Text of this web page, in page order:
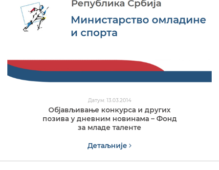
Датум: 13.03.2014
Објављивање конкурса и других
позива у дневним новинама – Фонд
за младе таленте
Детаљније